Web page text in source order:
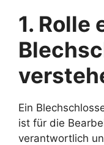
1. Rolle
Ein
ist für die
verantwortlich